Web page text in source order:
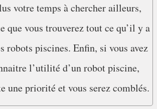
votre temps à chercher ailleurs,
que vous trouverez tout ce qu’il y a
robots piscines. Enfin, si vous avez
l’utilité d’un robot piscine,
une priorité et vous serez comblés.